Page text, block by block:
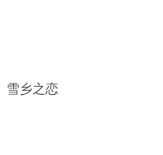
雪乡之恋